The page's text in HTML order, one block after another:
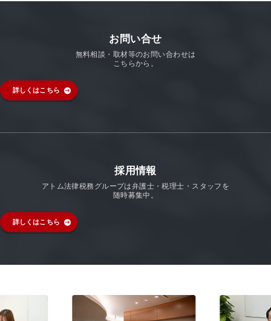
お問い合せ
無料相談・取材等のお問い合わせは
こちらから。
詳しくはこちら
採用情報
アトム法律税務グループは弁護士・税理士・スタッフを
随時募集中。
詳しくはこちら